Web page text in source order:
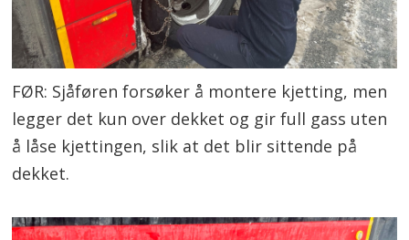
FØR: Sjåføren forsøker å montere kjetting, men
legger det kun over dekket og gir full gass uten
å låse kjettingen, slik at det blir sittende på
dekket.